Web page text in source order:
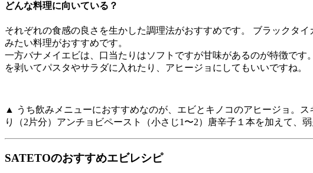
どんな料理に向いている？
それぞれの食感の良さを生かした調理法がおすすめです。 ブラックタ
みたい料理がおすすめです。
一方バナメイエビは、口当たりはソフトですが甘味があるのが特徴で
を剥いてパスタやサラダに入れたり、アヒージョにしてもいいですね。
▲ うち飲みメニューにおすすめなのが、エビとキノコのアヒージョ。
り（2片分）アンチョビペースト（小さじ1〜2）唐辛子１本を加えて、
SATETOのおすすめエビレシピ